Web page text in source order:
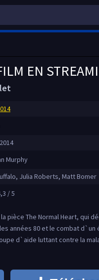
EN
2014
Murphy
Julia Roberts, Matt Bomer
/ 5
pièce The Normal Heart, qui
années 80 et le combat
d`aide luttant contre la